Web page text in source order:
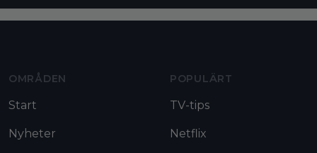
OMRÅDEN
Start
Nyheter
POPULÄRT
TV-tips
Netflix